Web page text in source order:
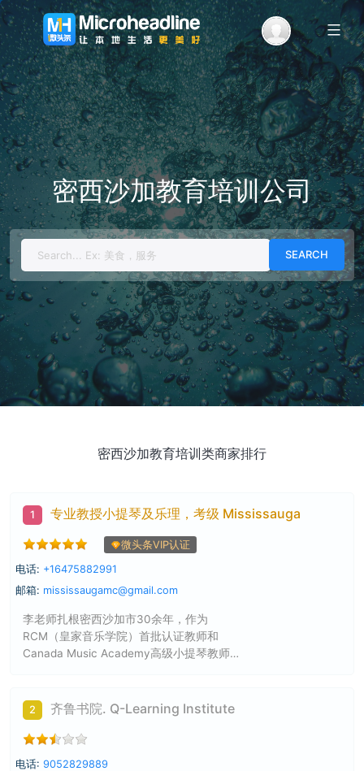
Menu
密西沙加教育培训公司
Search
for:
密西沙加教育培训类商家排行
1 专业教授小提琴及乐理，考级 Mississauga
微头条VIP认证
电话: +16475882991
邮箱: mississaugamc@gmail.com
李老师扎根密西沙加市30余年，作为
RCM（皇家音乐学院）首批认证教师和
Canada Music Academy高级小提琴教师，
2 齐鲁书院. Q-Learning Institute
电话: 9052829889